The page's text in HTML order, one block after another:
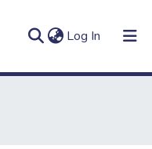
Log In (current)